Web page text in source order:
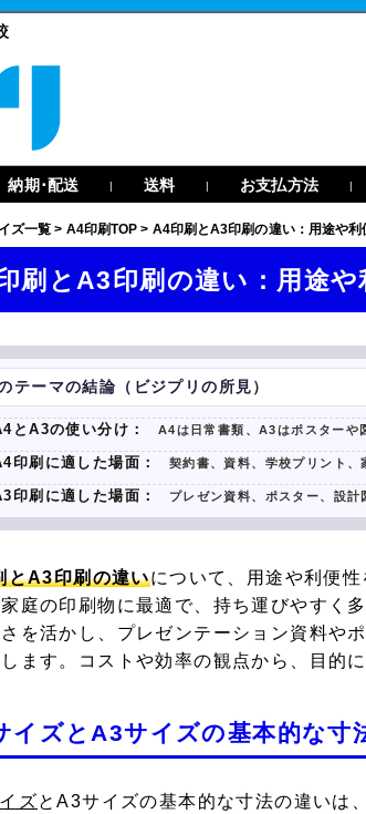
納期･配送 | 送料 | お支払方法 |
ズ一覧 > A4印刷TOP > A4印刷とA3印刷の違い：用途や利
刷とA3印刷の違い：用途や
テーマの結論（ビジプリの所見）
とA3の使い分け： A4は日常書類、A3はポスターや
印刷に適した場面： 契約書、資料、学校プリント
印刷に適した場面： プレゼン資料、ポスター、設
とA3印刷の違いについて、用途や利便
庭の印刷物に最適で、持ち運びやすく
を活かし、プレゼンテーション資料や
ます。コストや効率の観点から、目的
イズとA3サイズの基本的な寸
ズとA3サイズの基本的な寸法の違いは